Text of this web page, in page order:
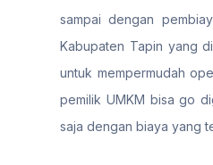
sampai dengan
Kabupaten Tapin yang
untuk mempermudah
pemilik UMKM bisa go
saja dengan biaya yang